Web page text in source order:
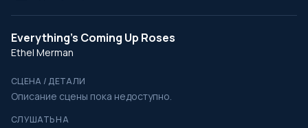
Everything's Coming Up Roses
Ethel Merman
СЦЕНА / ДЕТАЛИ
Описание сцены пока недоступно.
СЛУШАТЬ НА